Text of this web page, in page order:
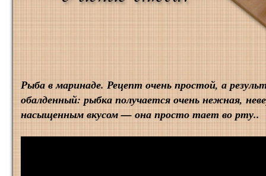
Рыба в маринаде. Рецепт очень простой, а
обалденный: рыбка получается очень нежная,
насыщенным вкусом — она просто тает во рту..